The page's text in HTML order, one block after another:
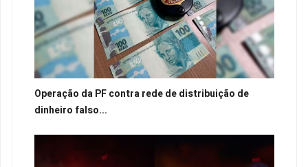
Operação da PF contra rede de distribuição de
dinheiro falso...